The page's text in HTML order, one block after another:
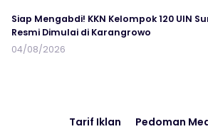
Siap Mengabdi! KKN Kelompok 120 UIN
Resmi Dimulai di Karangrowo
04/08/2026
Tarif Iklan Pedoman